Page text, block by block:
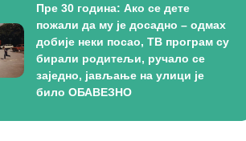
Пре 30 година: Ако се дете
пожали да му је досадно – одмах
добије неки посао, ТВ програм су
бирали родитељи, ручало се
заједно, јављање на улици је
било ОБАВЕЗНО